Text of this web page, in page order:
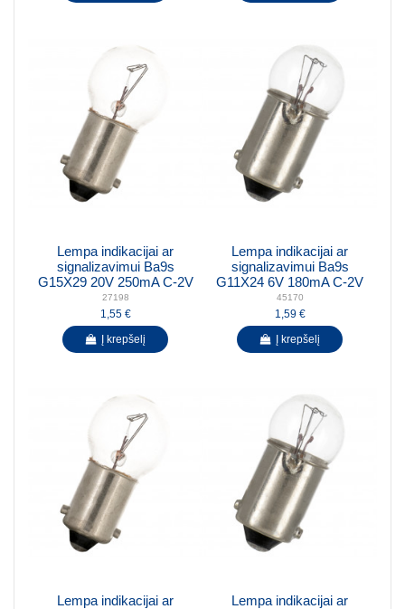
Lempa indikacijai ar
signalizavimui Ba9s
G15X29 20V 250mA C-2V
27198
1,55 €
Į krepšelį
Lempa indikacijai ar
signalizavimui Ba9s
G11X24 6V 180mA C-2V
45170
1,59 €
Į krepšelį
Lempa indikacijai ar
Lempa indikacijai ar